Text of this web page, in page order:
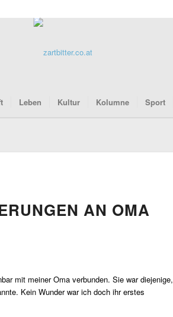
Leben Kultur Kolumne Sport
AN OMA
mit meiner Oma verbunden. Sie war diejenige,
Kein Wunder war ich doch ihr erstes